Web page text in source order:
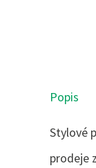
Popis
Stylové
prodeje